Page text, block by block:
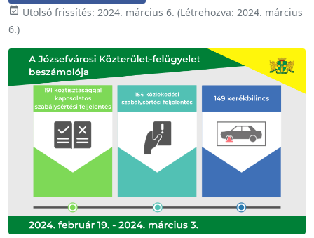
 Utolsó frissítés: 2024. március 6. (Létrehozva: 2024. március
6.)